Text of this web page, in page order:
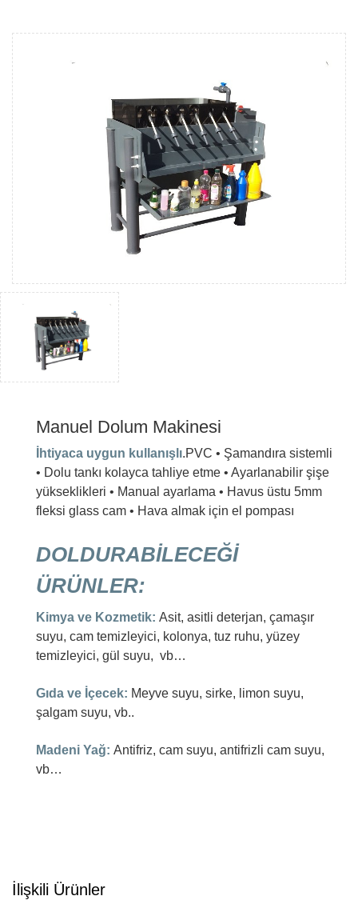
Manuel Dolum Makinesi
İhtiyaca uygun kullanışlı.PVC • Şamandıra sistemli
• Dolu tankı kolayca tahliye etme • Ayarlanabilir şişe
yükseklikleri • Manual ayarlama • Havus üstu 5mm
fleksi glass cam • Hava almak için el pompası
DOLDURABİLECEĞİ
ÜRÜNLER:
Kimya ve Kozmetik: Asit, asitli deterjan, çamaşır
suyu, cam temizleyici, kolonya, tuz ruhu, yüzey
temizleyici, gül suyu, vb…
Gıda ve İçecek: Meyve suyu, sirke, limon suyu,
şalgam suyu, vb..
Madeni Yağ: Antifriz, cam suyu, antifrizli cam suyu,
vb…
İlişkili Ürünler